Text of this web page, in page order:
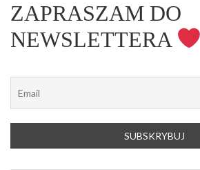
ZAPRASZAM DO
NEWSLETTERA